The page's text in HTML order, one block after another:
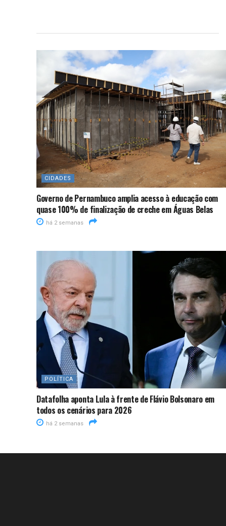
CIDADES
Governo de Pernambuco amplia acesso à educação com
quase 100% de finalização de creche em Águas Belas
há 2 semanas
POLÍTICA
Datafolha aponta Lula à frente de Flávio Bolsonaro em
todos os cenários para 2026
há 2 semanas